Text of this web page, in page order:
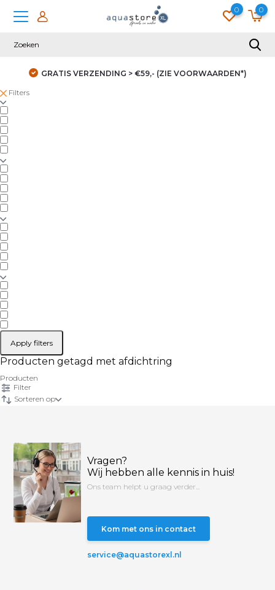
0 0
GRATIS VERZENDING > €59,- (ZIE VOORWAARDEN*)
Filters
Apply filters
Producten getagd met afdichtring
Producten
Filter
Sorteren op
Vragen?
Wij hebben alle kennis in huis!
Ons team helpt u graag verder...
Kom met ons in contact
service@aquastorexl.nl